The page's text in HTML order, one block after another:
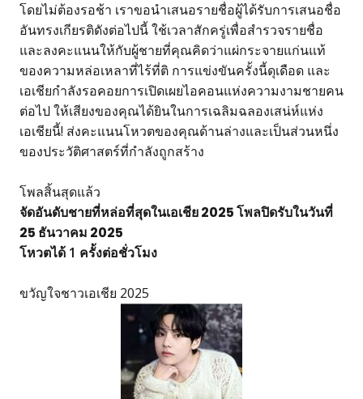
โดยไม่ต้องรอช้า เราขอนำเสนอรายชื่อผู้ได้รับการเสนอชื่อ
อันทรงเกียรติดังต่อไปนี้ ใช้เวลาสักครู่เพื่อสำรวจรายชื่อ
และลงคะแนนให้กับผู้ชายที่คุณคิดว่าแผ่กระจายแก่นแท้
ของความหล่อเหลาที่ไร้ที่ติ การแข่งขันครั้งนี้ดุเดือด และ
เอเชียกำลังรอคอยการเปิดเผยไอคอนแห่งความงามชายคน
ต่อไป ให้เสียงของคุณได้ยินในการเฉลิมฉลองเสน่ห์แห่ง
เอเชียนี้! ส่งคะแนนโหวตของคุณด้านล่างและเป็นส่วนหนึ่ง
ของประวัติศาสตร์ที่กำลังถูกสร้าง
โพลสิ้นสุดแล้ว
จัดอันดับชายที่หล่อที่สุดในเอเชีย 2025 โพลปิดรับในวันที่
25 ธันวาคม 2025
โหวตได้ 1 ครั้งต่อชั่วโมง
ขวัญใจชาวเอเชีย 2025